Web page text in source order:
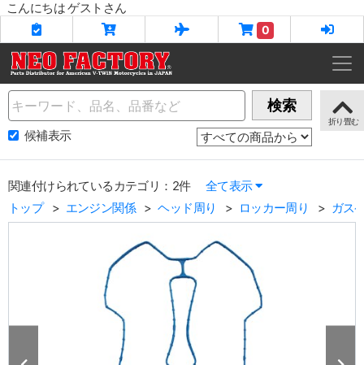
こんにちは ゲストさん
0
Name 検索
候補表示
関連付けられているカテゴリ：2件
全て表示
トップ
エンジン関係 ヘッド周り ロッカー周り ガス